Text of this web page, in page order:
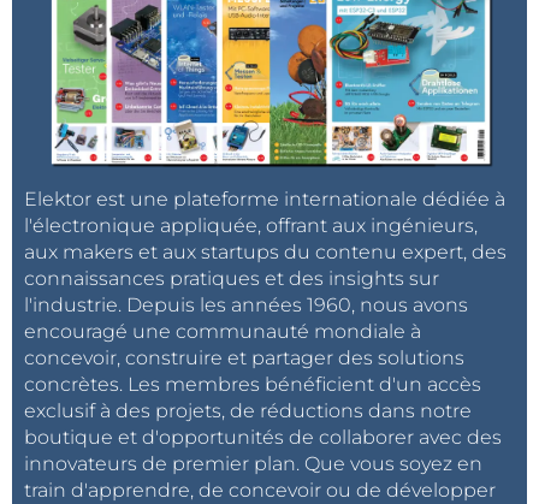
Elektor est une plateforme internationale dédiée à
l'électronique appliquée, offrant aux ingénieurs,
aux makers et aux startups du contenu expert, des
connaissances pratiques et des insights sur
l'industrie. Depuis les années 1960, nous avons
encouragé une communauté mondiale à
concevoir, construire et partager des solutions
concrètes. Les membres bénéficient d'un accès
exclusif à des projets, de réductions dans notre
boutique et d'opportunités de collaborer avec des
innovateurs de premier plan. Que vous soyez en
train d'apprendre, de concevoir ou de développer